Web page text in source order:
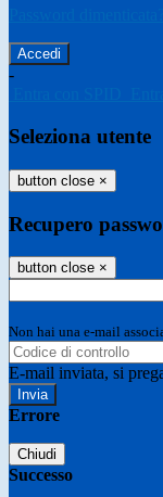
-
Seleziona utente
button close ×
Recupero
button close ×
Non hai una e-mail
E-mail inviata, si
Errore
Chiudi
Successo